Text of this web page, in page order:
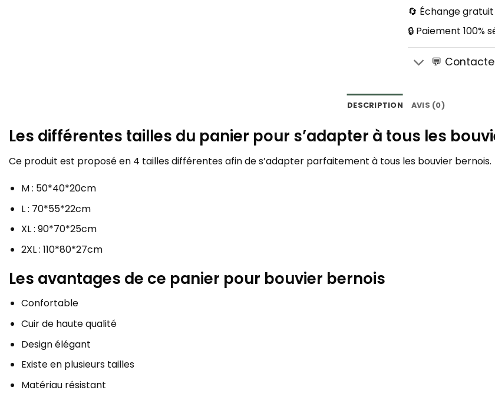
🔄 Échange
🔒 Paiement 100%
💬
DESCRIPTION AVIS (0)
Les différentes tailles du panier pour s’adapter à tous les
Ce produit est proposé en 4 tailles différentes afin de s’adapter parfaitement à tous les bouvier bernois.
M : 50*40*20cm
L : 70*55*22cm
XL : 90*70*25cm
2XL : 110*80*27cm
Les avantages de ce panier pour bouvier bernois
Confortable
Cuir de haute qualité
Design élégant
Existe en plusieurs tailles
Matériau résistant